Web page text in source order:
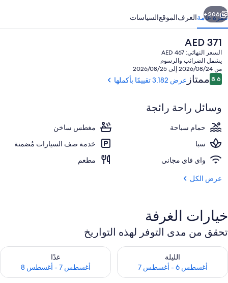
التالي
206+
نظرة عامةالغرفالموقعالسياسات
السعر
الحالي
هو
AED
371
AED 371
السعر النهائي: AED 467
يشمل الضرائب والرسوم
من 2026/08/24 إلى 2026/08/25
التقييمات
8.68.6 من 10ممتاز عرض 3,182 تقييمًا بأكملها
وسائل راحة رائجة
حمام سباحة
مغطس ساخن
سبا
خدمة صف السيارات مُضمنة
واي فاي مجاني
مطعم
عرض الكل
خيارات الغرفة
تحقق من مدى التوفر لهذه التواريخ
الليلة
أغسطس 6 - أغسطس 7
تحقق من مدى التوفر لليلة للفترة أغسطس 6 - أغسطس 7
غدًا
أغسطس 7 - أغسطس 8
تحقق من مدى التوفر لغد للفترة أغسطس